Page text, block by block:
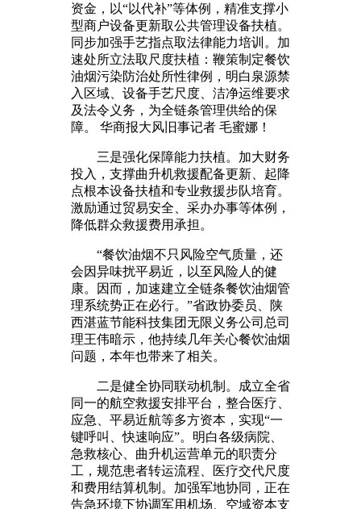
资金，以“以代补”等体例，精准支撑小
型商户设备更新取公共管理设备扶植。
同步加强手艺指点取法律能力培训。加
速处所立法取尺度扶植：鞭策制定餐饮
油烟污染防治处所性律例，明白泉源禁
入区域、设备手艺尺度、洁净运维要求
及法令义务，为全链条管理供给的保
障。 华商报大风旧事记者 毛蜜娜！
三是强化保障能力扶植。加大财务
投入，支撑曲升机救援配备更新、起降
点根本设备扶植和专业救援步队培育。
激励通过贸易安全、采办办事等体例，
降低群众救援费用承担。
“餐饮油烟不只风险空气质量，还
会因异味扰平易近，以至风险人的健
康。因而，加速建立全链条餐饮油烟管
理系统势正在必行。”省政协委员、陕
西湛蓝节能科技集团无限义务公司总司
理王伟暗示，他持续几年关心餐饮油烟
问题，本年也带来了相关。
二是健全协同联动机制。成立全省
同一的航空救援安排平台，整合医疗、
应急、平易近航等多方资本，实现“一
键呼叫、快速响应”。明白各级病院、
急救核心、曲升机运营单元的职责分
工，规范患者转运流程、医疗交代尺度
和费用结算机制。加强军地协同，正在
告急环境下协调军用机场、空域资本支